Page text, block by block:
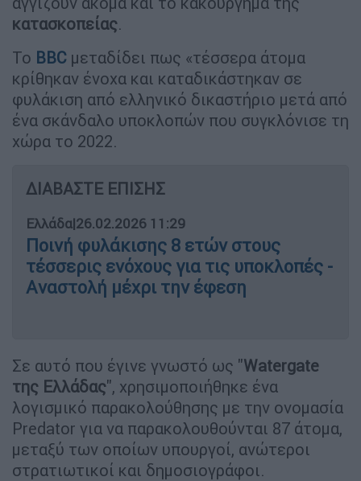
κατασκοπείας.
Το BBC μεταδίδει πως «τέσσερα άτομα
κρίθηκαν ένοχα και καταδικάστηκαν σε
φυλάκιση από ελληνικό δικαστήριο μετά από
ένα σκάνδαλο υποκλοπών που συγκλόνισε τη
χώρα το 2022.
ΔΙΑΒΑΣΤΕ ΕΠΙΣΗΣ
Ελλάδα|26.02.2026 11:29
Ποινή φυλάκισης 8 ετών στους
τέσσερις ενόχους για τις υποκλοπές -
Aναστολή μέχρι την έφεση
Σε αυτό που έγινε γνωστό ως "Watergate
της Ελλάδας", χρησιμοποιήθηκε ένα
λογισμικό παρακολούθησης με την ονομασία
Predator για να παρακολουθούνται 87 άτομα,
μεταξύ των οποίων υπουργοί, ανώτεροι
στρατιωτικοί και δημοσιογράφοι.